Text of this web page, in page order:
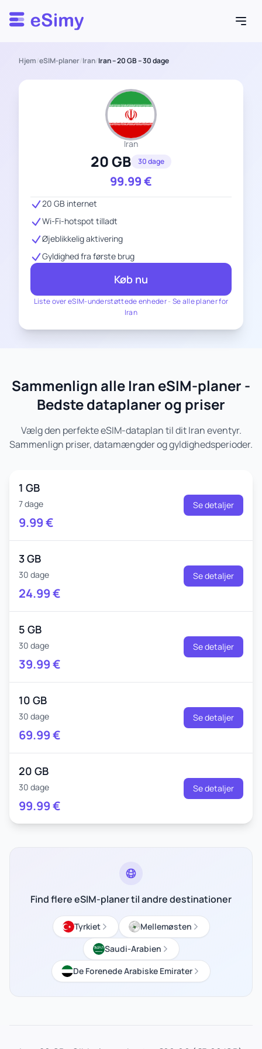
Esimy
Hjem/eSIM-planer/Iran/Iran – 20 GB – 30 dage
Iran
20 GB 30 dage
99.99€
Liste over eSIM-understøttede enheder- Se alle planer for
Iran
20 GB internet
Wi-Fi-hotspot tilladt
Øjeblikkelig aktivering
Gyldighed fra første brug
Køb nu
Sammenlign alle Iran eSIM-planer -
Bedste dataplaner og priser
Vælg den perfekte eSIM-dataplan til dit Iran eventyr.
Sammenlign priser, datamængder og gyldighedsperioder.
1 GB
7 dage
9.99€
Se detaljer
3 GB
30 dage
24.99€
Se detaljer
5 GB
30 dage
39.99€
Se detaljer
10 GB
30 dage
69.99€
Se detaljer
20 GB
30 dage
99.99€
Se detaljer
Find flere eSIM-planer til andre destinationer
Tyrkiet
Mellemøsten
Saudi-Arabien
De Forenede Arabiske Emirater